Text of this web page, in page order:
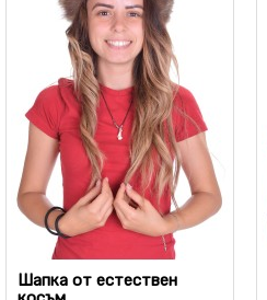
Шапка от естествен